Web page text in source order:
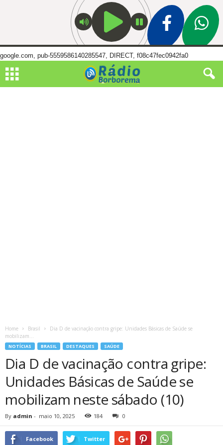
google.com, pub-5559586140285547, DIRECT, f08c47fec0942fa0
Home Brasil
Dia D de vacinação contra gripe: Unidades Básicas de Saúde se
mobilizam...
NOTÍCIAS BRASIL DESTAQUES SAÚDE
Dia D de vacinação contra gripe:
Unidades Básicas de Saúde se
mobilizam neste sábado (10)
By admin - maio 10, 2025 184 0
Facebook Twitter